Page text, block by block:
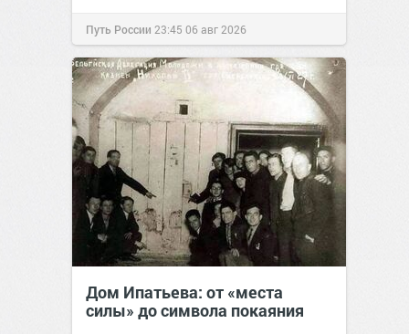
Путь России 23:45 06 авг 2026
Дом Ипатьева: от «места
силы» до символа покаяния